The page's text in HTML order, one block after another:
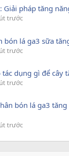
Giải pháp tăng
trước
bón lá ga3 sữa
trước
dụng gì để cây
trước
bón lá ga3 tăng
trước